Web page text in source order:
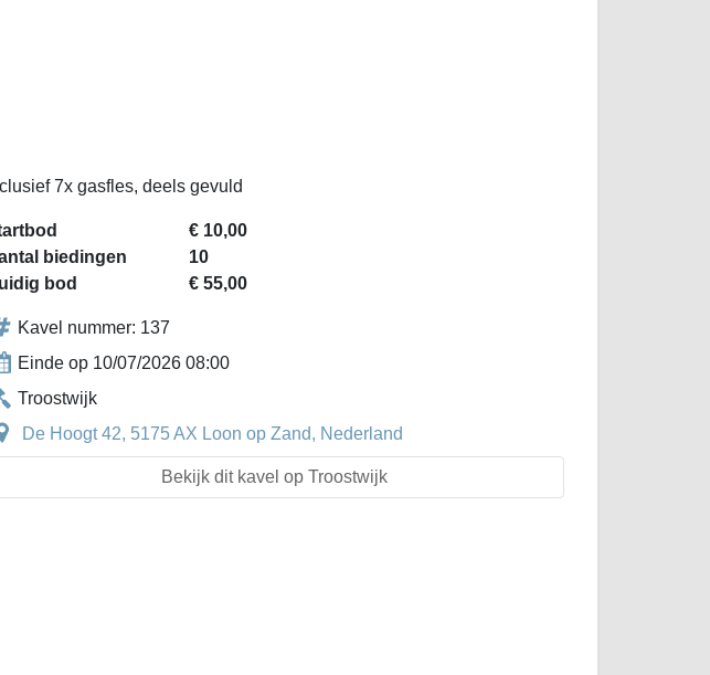
7x gasfles, deels gevuld
€ 10,00
biedingen
10
bod
€ 55,00
Kavel nummer: 137
Einde op 10/07/2026 08:00
Troostwijk
De Hoogt 42, 5175 AX Loon op Zand, Nederland
Bekijk dit kavel op Troostwijk